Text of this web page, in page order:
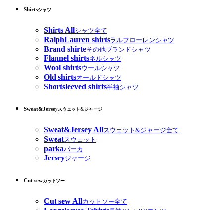
Shirtsシャツ
Shirts Allシャツ全て
RalphLauren shirtsラルフローレンシャツ
Brand shirteその他ブランドシャツ
Flannel shirtsネルシャツ
Wool shirtsウールシャツ
Old shirtsオールドシャツ
Shortsleeved shirts半袖シャツ
Sweat&Jerseyスウェット&ジャージ
Sweat&Jersey Allスウェット&ジャージ全て
Sweatスウェット
parkaパーカ
Jerseyジャージ
Cut sewカットソー
Cut sew Allカットソー全て